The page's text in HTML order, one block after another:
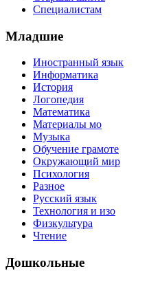
Специалистам
Младшие
Иностранный язык
Информатика
История
Логопедия
Математика
Материалы мо
Музыка
Обучение грамоте
Окружающий мир
Психология
Разное
Русский язык
Технология и изо
Физкультура
Чтение
Дошкольные